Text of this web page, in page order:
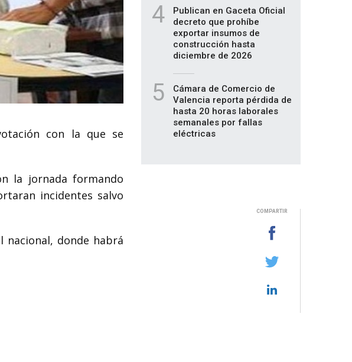
con la que se
la jornada formando
incidentes salvo
nacional, donde habrá
4
Publican en Gaceta Oficial
decreto que prohíbe
exportar insumos de
construcción hasta
diciembre de 2026
5
Cámara de Comercio de
Valencia reporta pérdida de
hasta 20 horas laborales
semanales por fallas
eléctricas
COMPARTIR